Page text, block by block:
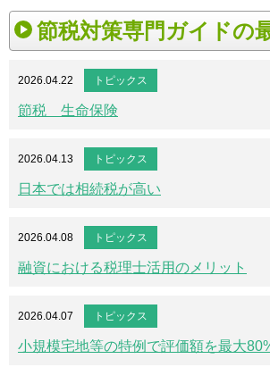
節税対策専門ガイドの
2026.04.22 トピックス
節税 生命保険
2026.04.13 トピックス
日本では相続税が高い
2026.04.08 トピックス
融資における税理士活用のメリット
2026.04.07 トピックス
小規模宅地等の特例で評価額を最大